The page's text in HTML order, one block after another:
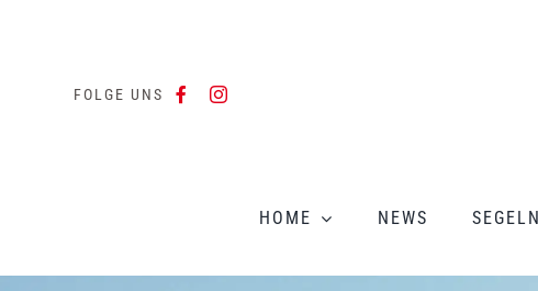
FOLGE UNS
HOME NEWS SEGELN